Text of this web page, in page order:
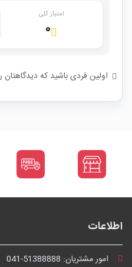
امتیاز کلی
۰
اولین فردی باشید که دیدگاهتان
اطلاعات
امور مشتریان: 041-51388888